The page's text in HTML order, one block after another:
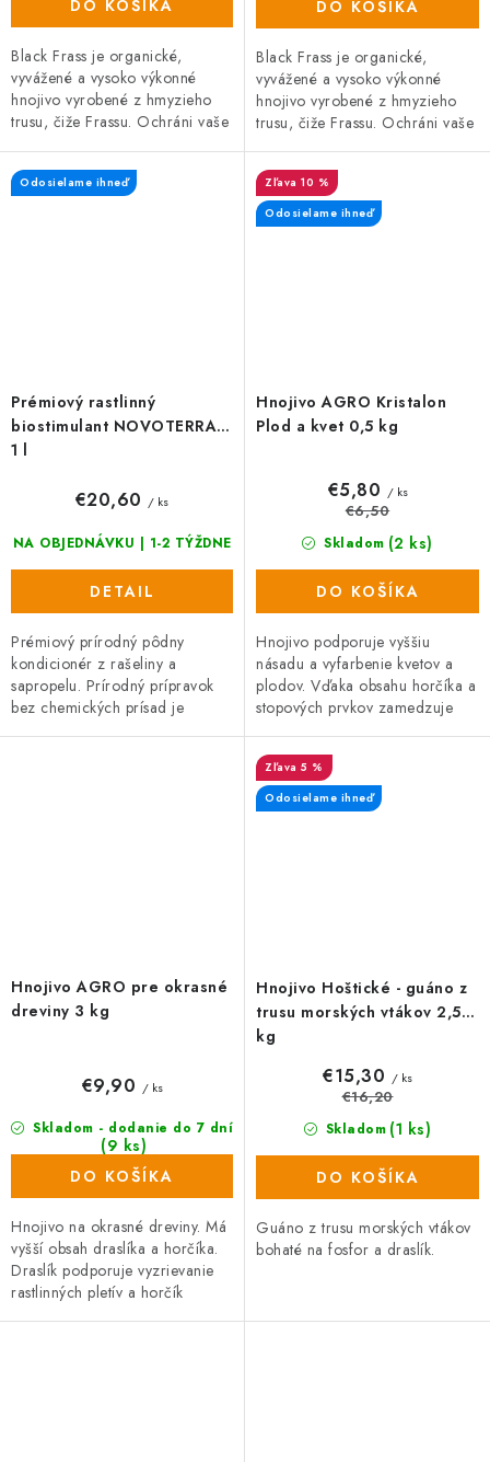
DO KOŠÍKA
Black Frass je organické,
vyvážené a vysoko výkonné
hnojivo vyrobené z hmyzieho
trusu, čiže Frassu. Ochráni vaše
a plesňami a zároveň prispieva
k...
DO KOŠÍKA
Black Frass je organické,
vyvážené a vysoko výkonné
hnojivo vyrobené z hmyzieho
trusu, čiže Frassu. Ochráni vaše
a plesňami a zároveň prispieva
k...
Prémiový rastlinný
biostimulant NOVOTERRA,
1 l
Odosielame ihneď
NA OBJEDNÁVKU | 1-2 TÝŽDNE
€20,60 / ks
DETAIL
Prémiový prírodný pôdny
kondicionér z rašeliny a
sapropelu. Prírodný prípravok
bez chemických prísad je
Hnojivo AGRO Kristalon
Plod a kvet 0,5 kg
10 %
Odosielame ihneď
Skladom (2 ks)
€5,80 / ks
€6,50
DO KOŠÍKA
Hnojivo podporuje vyššiu
násadu a vyfarbenie kvetov a
plodov. Vďaka obsahu horčíka a
stopových prvkov zamedzuje
použitie - ovocie, zelenina,
okrasné...
Hnojivo AGRO pre okrasné
dreviny 3 kg
Skladom - dodanie do 7 dní
(9 ks)
€9,90 / ks
DO KOŠÍKA
Hnojivo na okrasné dreviny. Má
vyšší obsah draslíka a horčíka.
Draslík podporuje vyzrievanie
rastlinných pletív a horčík
Hnojivo Hoštické - guáno z
trusu morských vtákov 2,5
kg
5 %
Odosielame ihneď
Skladom (1 ks)
€15,30 / ks
€16,20
DO KOŠÍKA
Guáno z trusu morských vtákov
bohaté na fosfor a draslík.